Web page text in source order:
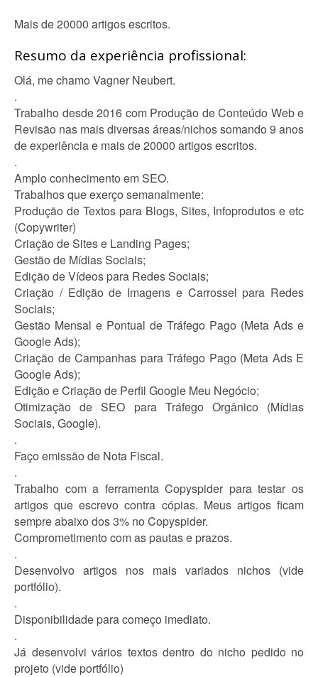
Mais de 20000 artigos escritos.
Resumo da experiência profissional:
Olá, me chamo Vagner Neubert.
.
Trabalho desde 2016 com Produção de Conteúdo Web e
Revisão nas mais diversas áreas/nichos somando 9 anos
de experiência e mais de 20000 artigos escritos.
.
Amplo conhecimento em SEO.
Trabalhos que exerço semanalmente:
Produção de Textos para Blogs, Sites, Infoprodutos e etc
(Copywriter)
Criação de Sites e Landing Pages;
Gestão de Mídias Sociais;
Edição de Vídeos para Redes Sociais;
Criação / Edição de Imagens e Carrossel para Redes
Sociais;
Gestão Mensal e Pontual de Tráfego Pago (Meta Ads e
Google Ads);
Criação de Campanhas para Tráfego Pago (Meta Ads E
Google Ads);
Edição e Criação de Perfil Google Meu Negócio;
Otimização de SEO para Tráfego Orgânico (Mídias
Sociais, Google).
.
Faço emissão de Nota Fiscal.
.
Trabalho com a ferramenta Copyspider para testar os
artigos que escrevo contra cópias. Meus artigos ficam
sempre abaixo dos 3% no Copyspider.
Comprometimento com as pautas e prazos.
.
Desenvolvo artigos nos mais variados nichos (vide
portfólio).
.
Disponibilidade para começo imediato.
.
Já desenvolvi vários textos dentro do nicho pedido no
projeto (vide portfólio)